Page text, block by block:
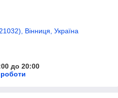
Вінниця, Україна
до 20:00